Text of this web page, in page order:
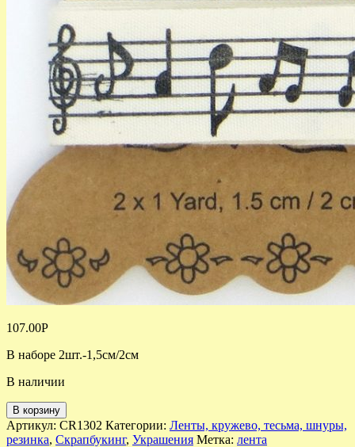
107.00Р
В наборе 2шт.-1,5см/2см
В наличии
В корзину
Артикул: CR1302 Категории: Ленты, кружево, тесьма, шнуры,
резинка, Скрапбукинг, Украшения Метка: лента